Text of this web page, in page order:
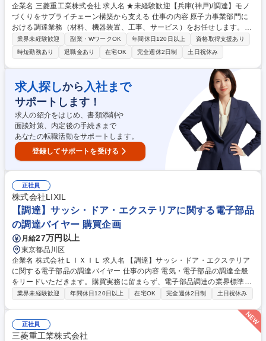
企業名 三菱重工業株式会社 求人名 ★未経験歓迎【兵庫(神戸)/調達】モノ
づくりをサプライチェーン構築から支える 仕事の内容 原子力事業部門に
おける調達業務（材料、機器装置、工事、サービス）をお任せします。ビ
ジネスパートナーと共に原子力製品の付加価値を創造し、事業への貢献を
果たす役割を担って頂くことを想定しております。 【詳細】国内外の市場
トレンド・市況分析、事業戦略を踏まえた調達戦略立案から、ビジネスパ
ートナーとの価格/契約条件交渉を経た発注業務をお任せします。また関係
部門やビジネスパートナーの調整や取りまとめ役を担い、最適なサプライ
チェーンの構築をお任せします。必要となる材料や部品、機器装置や工事
の調達契約を取りまとめる基本的な役割に加え、調達品の最適な品質・コ
スト・納期の追求というミッションとなります。 募集職種 ★未経験歓迎
【兵庫(神戸)/調達】モノづくりをサプライチェーン構築から支える
業界未経験歓迎 副業・WワークOK 年間休日120日以上
資格取得支援あり
時短勤務あり
退職金あり 在宅OK 完全週休2日制 土日祝休み
求人探しから 入社まで
サポートします！
求人の紹介をはじめ、書類添削や
面談対策、内定後の手続きまで
あなたの転職活動をサポートします。
登録してサポートを受ける
正社員
株式会社LIXIL
【調達】サッシ・ドア・エクステリアに関する電子部品
の調達バイヤー 購買企画
月給27万円以上
東京都品川区
企業名 株式会社ＬＩＸＩＬ 求人名 【調達】サッシ・ドア・エクステリア
に関する電子部品の調達バイヤー 仕事の内容 電気・電子部品の調達全般
をリードいただきます。購買実務に留まらず、電子部品調達の業界標準に
基づくルール・プロセス・ガバナンスの設計と定着を主導しコスト最適化
する電気・電子部品の調達 ・サプライヤー様の選定・評価、価格交渉・改
善 ・安定供給のためのリスク管理、継続供給に向けた取り組み ・生産準
備に関する業務 ・支給材・貸与品の管理、サプライヤー様からの問い合わ
業界未経験歓迎 年間休日120日以上 在宅OK 完全週休2日制 土日祝休み
正社員
三菱重工業株式会社